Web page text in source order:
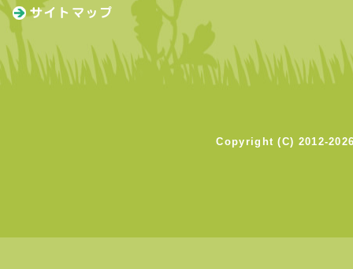
Copyright (C) 2012-